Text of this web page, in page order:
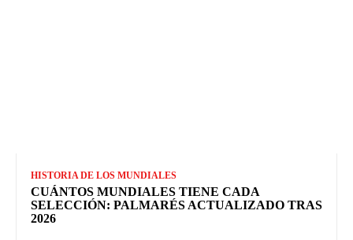
HISTORIA DE LOS MUNDIALES
CUÁNTOS MUNDIALES TIENE CADA
SELECCIÓN: PALMARÉS ACTUALIZADO TRAS
2026